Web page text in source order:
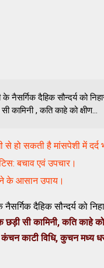
नैसर्गिक दैहिक सौन्दर्य को
कामिनी , कति काहे को क्षीण...
से हो सकती है मांसपेशी में दर्द
बचाव एवं उपचार।
के आसान उपाय।
नैसर्गिक दैहिक सौन्दर्य को
छड़ी सी कामिनी,कति काहे को
कंचन काटी विधि,कुचन मध्य